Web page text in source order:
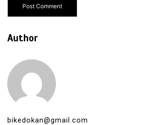
Author
bikedokan@gmail.com